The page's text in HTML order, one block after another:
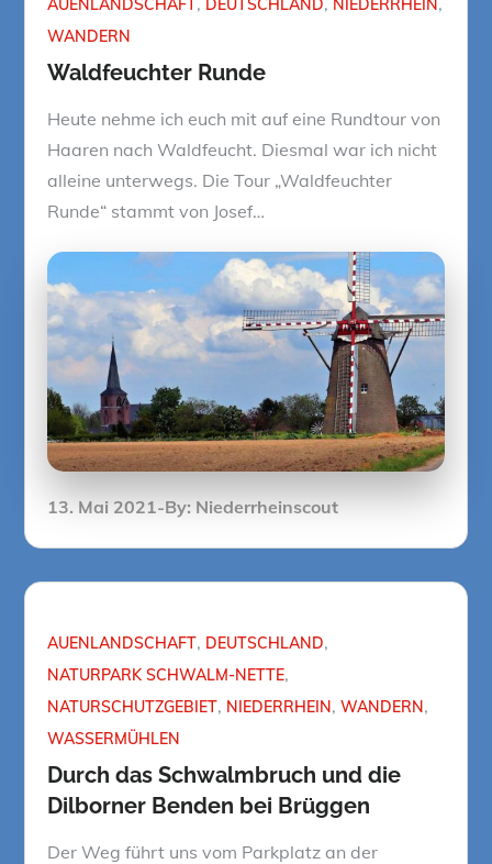
AUENLANDSCHAFT DEUTSCHLAND
NIEDERRHEIN
WANDERN
Waldfeuchter Runde
Heute nehme ich euch mit auf eine Rundtour von
Haaren nach Waldfeucht. Diesmal war ich nicht
alleine unterwegs. Die Tour „Waldfeuchter
Runde“ stammt von Josef…
Posted
13. Mai 2021 By: Niederrheinscout
AUENLANDSCHAFT DEUTSCHLAND
NATURPARK SCHWALM-NETTE
NATURSCHUTZGEBIET NIEDERRHEIN WANDERN
WASSERMÜHLEN
Durch das Schwalmbruch und die
Dilborner Benden bei Brüggen
Der Weg führt uns vom Parkplatz an der